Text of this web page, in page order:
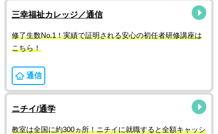
三幸福祉カレッジ／通信
修了生数No.1！実績で証明される安心の初任者研修講座は
こちら！
通信
ニチイ/通学
教室は全国に約300ヵ所！ニチイに就職すると全額キャッシ